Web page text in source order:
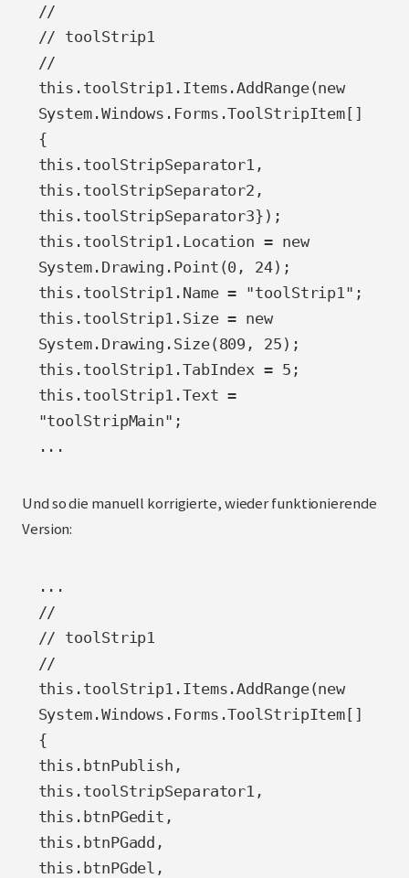
//
// toolStrip1
//
this.toolStrip1.Items.AddRange(new
System.Windows.Forms.ToolStripItem[]
{
this.toolStripSeparator1,
this.toolStripSeparator2,
this.toolStripSeparator3});
this.toolStrip1.Location = new
System.Drawing.Point(0, 24);
this.toolStrip1.Name = "toolStrip1";
this.toolStrip1.Size = new
System.Drawing.Size(809, 25);
this.toolStrip1.TabIndex = 5;
this.toolStrip1.Text =
"toolStripMain";
...
Und so die manuell korrigierte, wieder funktionierende
Version:
...
//
// toolStrip1
//
this.toolStrip1.Items.AddRange(new
System.Windows.Forms.ToolStripItem[]
{
this.btnPublish,
this.toolStripSeparator1,
this.btnPGedit,
this.btnPGadd,
this.btnPGdel,